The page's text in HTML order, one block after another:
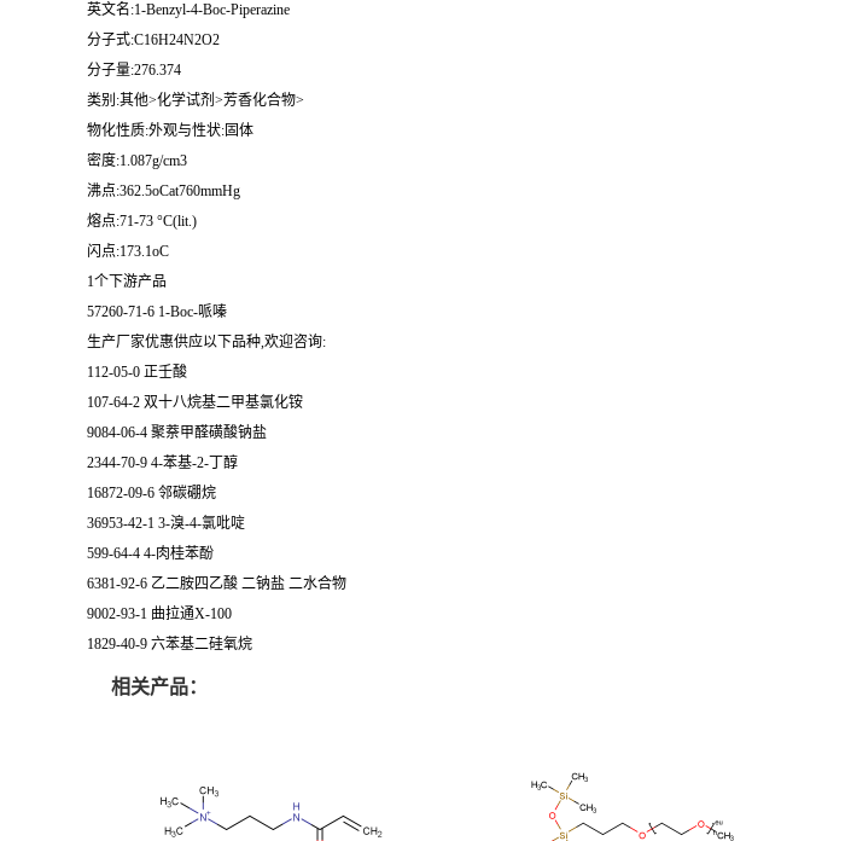
英文名:1-Benzyl-4-Boc-Piperazine
分子式:C16H24N2O2
分子量:276.374
类别:其他>化学试剂>芳香化合物>
物化性质:外观与性状:固体
密度:1.087g/cm3
沸点:362.5oCat760mmHg
熔点:71-73 °C(lit.)
闪点:173.1oC
1个下游产品
57260-71-6 1-Boc-哌嗪
生产厂家优惠供应以下品种,欢迎咨询:
112-05-0 正壬酸
107-64-2 双十八烷基二甲基氯化铵
9084-06-4 聚萘甲醛磺酸钠盐
2344-70-9 4-苯基-2-丁醇
16872-09-6 邻碳硼烷
36953-42-1 3-溴-4-氯吡啶
599-64-4 4-肉桂苯酚
6381-92-6 乙二胺四乙酸 二钠盐 二水合物
9002-93-1 曲拉通X-100
1829-40-9 六苯基二硅氧烷
相关产品：